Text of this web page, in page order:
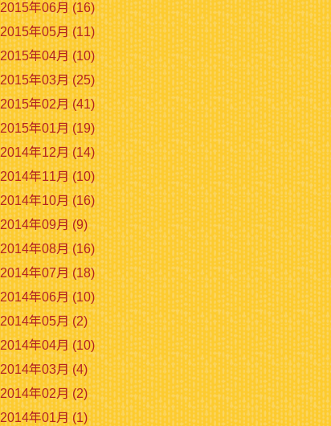
2015年06月 (16)
2015年05月 (11)
2015年04月 (10)
2015年03月 (25)
2015年02月 (41)
2015年01月 (19)
2014年12月 (14)
2014年11月 (10)
2014年10月 (16)
2014年09月 (9)
2014年08月 (16)
2014年07月 (18)
2014年06月 (10)
2014年05月 (2)
2014年04月 (10)
2014年03月 (4)
2014年02月 (2)
2014年01月 (1)